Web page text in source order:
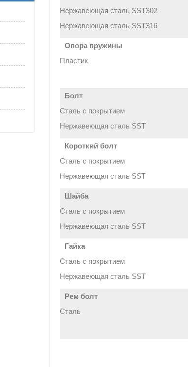
Нержавеющая сталь SST302
Нержавеющая сталь SST316
Опора пружины
Пластик
Болт
Сталь с покрытием
Нержавеющая сталь SST
Короткий болт
Сталь с покрытием
Нержавеющая сталь SST
Шайба
Сталь с покрытием
Нержавеющая сталь SST
Гайка
Сталь с покрытием
Нержавеющая сталь SST
Рeм болт
Сталь